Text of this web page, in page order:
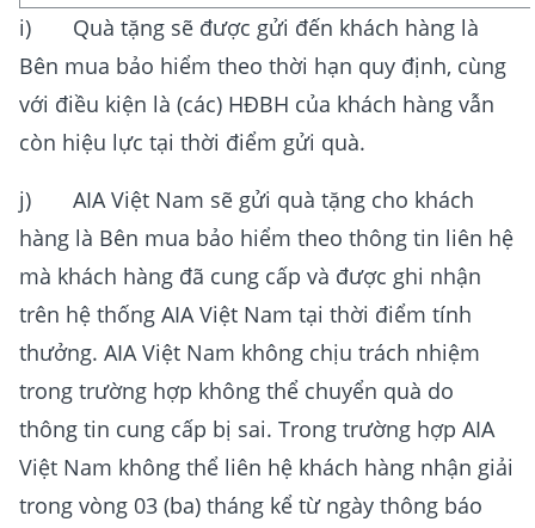
i) Quà tặng sẽ được gửi đến khách hàng là
Bên mua bảo hiểm theo thời hạn quy định, cùng
với điều kiện là (các) HĐBH của khách hàng vẫn
còn hiệu lực tại thời điểm gửi quà.
j) AIA Việt Nam sẽ gửi quà tặng cho khách
hàng là Bên mua bảo hiểm theo thông tin liên hệ
mà khách hàng đã cung cấp và được ghi nhận
trên hệ thống AIA Việt Nam tại thời điểm tính
thưởng. AIA Việt Nam không chịu trách nhiệm
trong trường hợp không thể chuyển quà do
thông tin cung cấp bị sai. Trong trường hợp AIA
Việt Nam không thể liên hệ khách hàng nhận giải
trong vòng 03 (ba) tháng kể từ ngày thông báo